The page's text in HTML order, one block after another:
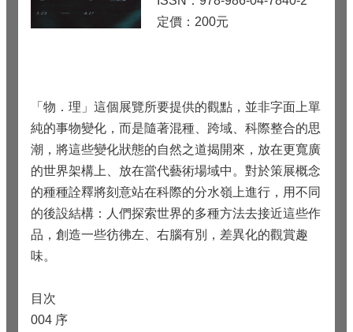
定價：200元
「物．理」這個展覽所要提供的觀點，並非字面上單
純的事物變化，而是隨著混種、跨域、科際整合的思
潮，將這些變化狀態的自然之道揭開來，放在更寬廣
的世界架構上、放在當代藝術場域中。對於策展概念
的種種詮釋將刻意站在科際的分水嶺上進行，用不同
的後設結構：人們探索世界的多種方法去接近這些作
品，創造一些彷彿左、右腦有別，差異化的觀賞趣
味。
目次
004 序